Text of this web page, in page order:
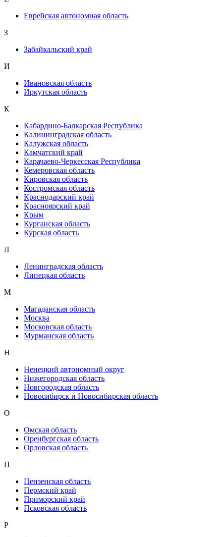
Еврейская автономная область
З
Забайкальский край
И
Ивановская область
Иркутская область
К
Кабардино-Балкарская Республика
Калининградская область
Калужская область
Камчатский край
Карачаево-Черкесская Республика
Кемеровская область
Кировская область
Костромская область
Краснодарский край
Красноярский край
Крым
Курганская область
Курская область
Л
Ленинградская область
Липецкая область
М
Магаданская область
Москва
Московская область
Мурманская область
Н
Ненецкий автономный округ
Нижегородская область
Новгородская область
Новосибирск и Новосибирская область
О
Омская область
Оренбургская область
Орловская область
П
Пензенская область
Пермский край
Приморский край
Псковская область
Р